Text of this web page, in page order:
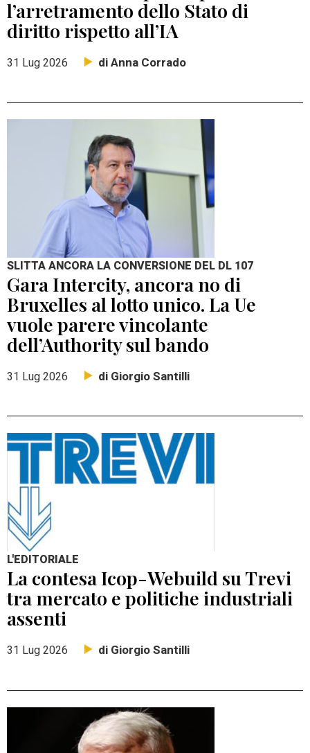
l’arretramento dello Stato di
diritto rispetto all’IA
31 Lug 2026 di Anna Corrado
SLITTA ANCORA LA CONVERSIONE DEL DL 107
Gara Intercity, ancora no di
Bruxelles al lotto unico. La Ue
vuole parere vincolante
dell’Authority sul bando
31 Lug 2026 di Giorgio Santilli
L'EDITORIALE
La contesa Icop-Webuild su Trevi
tra mercato e politiche industriali
assenti
31 Lug 2026 di Giorgio Santilli